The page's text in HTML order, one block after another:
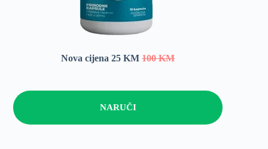
Nova cijena 25 KM100 KM
NARUČI